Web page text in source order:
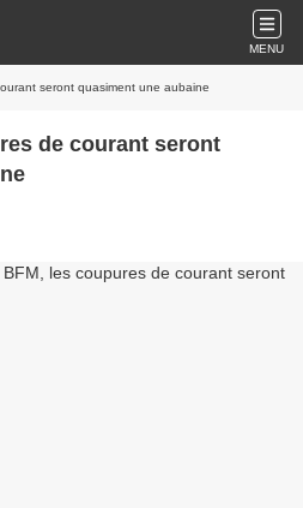
MENU
seront quasiment une aubaine
de courant seront